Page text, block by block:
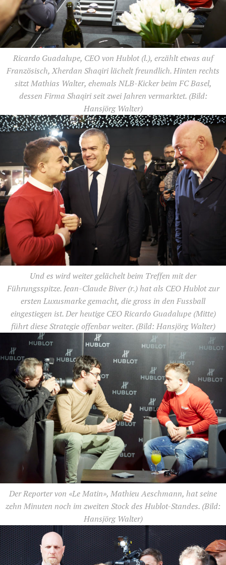
Ricardo Guadalupe, CEO von Hublot (l.), erzählt etwas auf
Französisch, Xherdan Shaqiri lächelt freundlich. Hinten rechts
sitzt Mathias Walter, ehemals NLB-Kicker beim FC Basel,
dessen Firma Shaqiri seit zwei Jahren vermarktet.(Bild:
Hansjörg Walter)
Und es wird weiter gelächelt beim Treffen mit der
Führungsspitze. Jean-Claude Biver (r.) hat als CEO Hublot zur
ersten Luxusmarke gemacht, die gross in den Fussball
eingestiegen ist. Der heutige CEO Ricardo Guadalupe (Mitte)
führt diese Strategie offenbar weiter.(Bild: Hansjörg Walter)
Der Reporter von «Le Matin», Mathieu Aeschmann, hat seine
zehn Minuten noch im zweiten Stock des Hublot-Standes. (Bild:
Hansjörg Walter)